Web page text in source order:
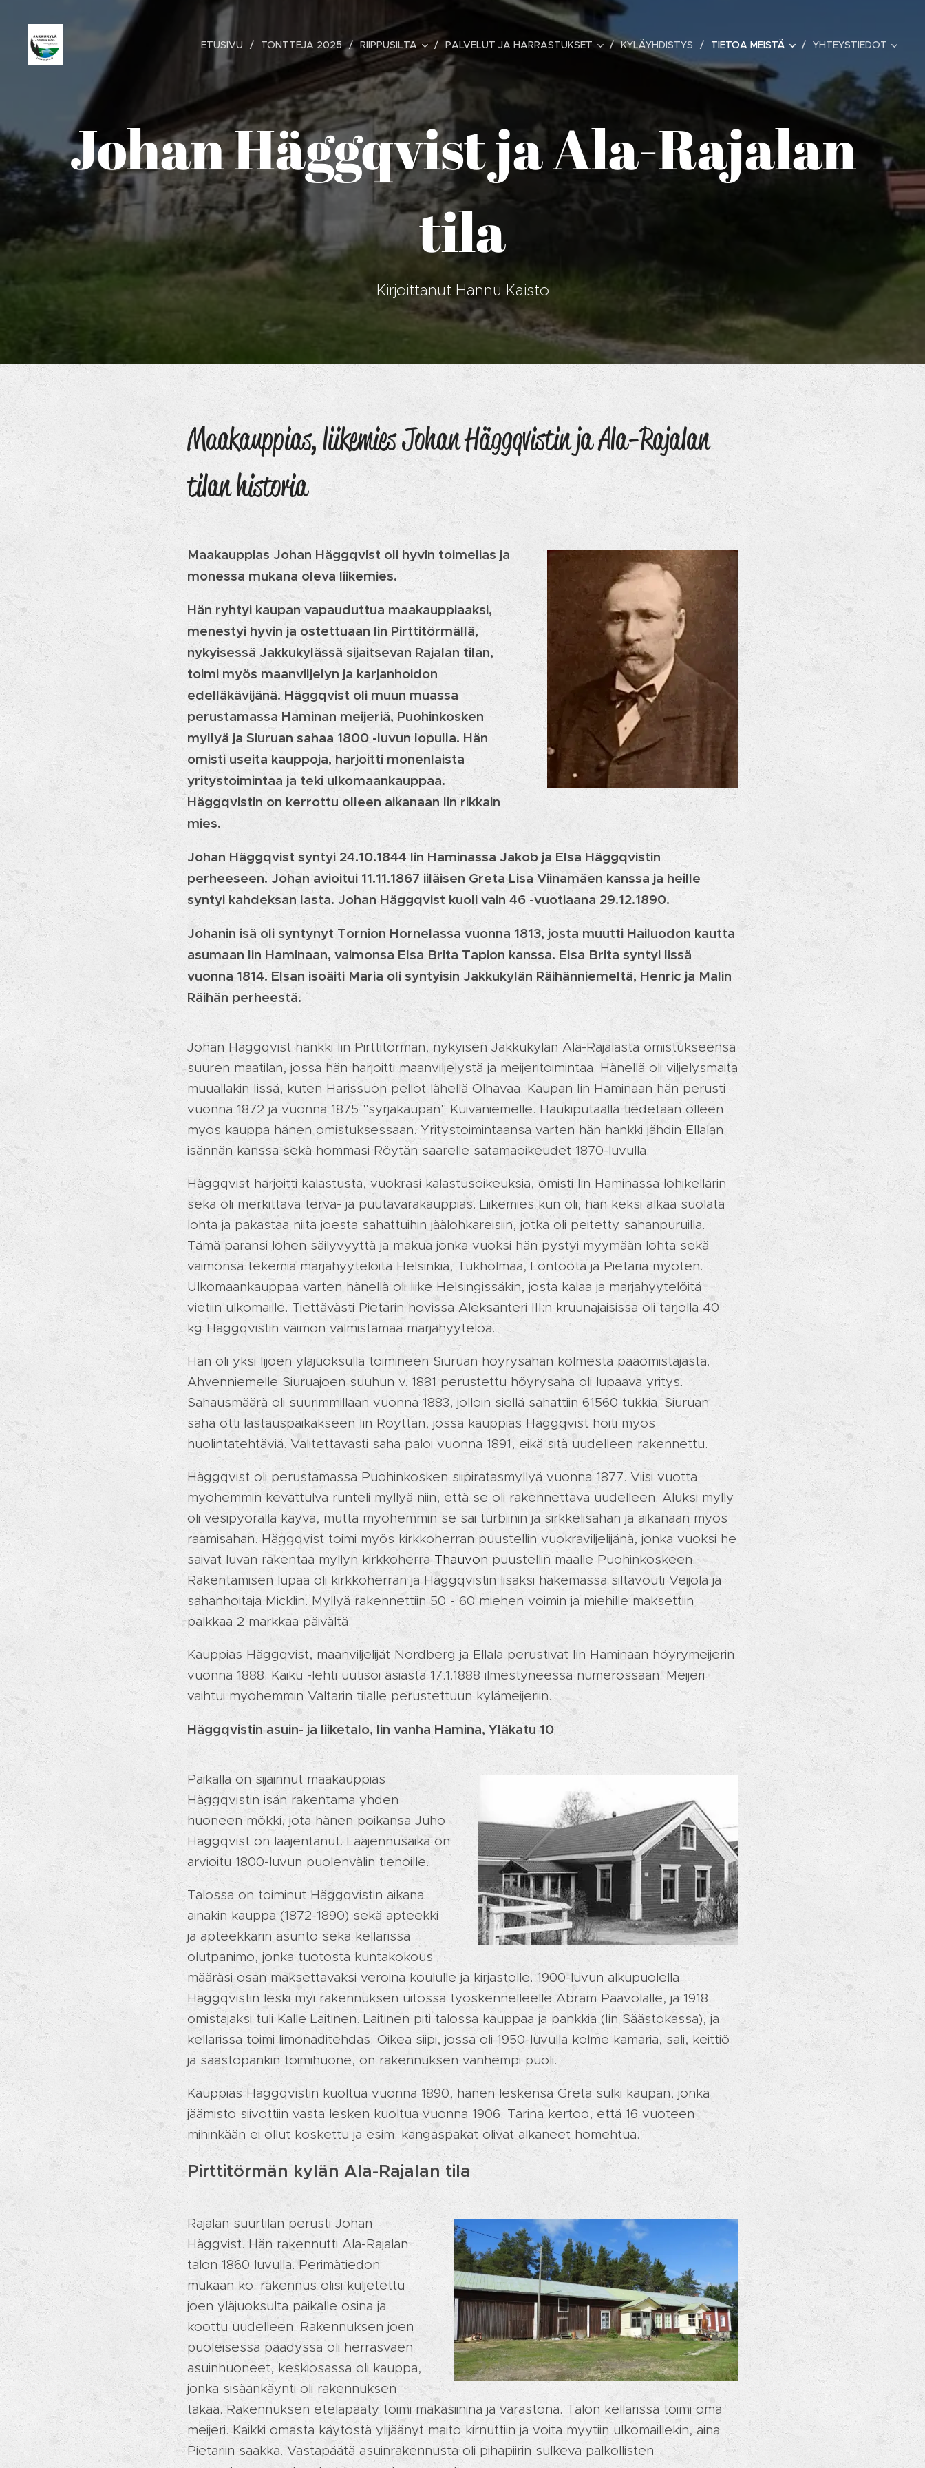
ETUSIVU TONTTEJA 2025 RIIPPUSILTA PALVELUT JA HARRASTUKSET KYLÄYHDISTYS TIETOA MEISTÄ YHTEYSTIEDOT
Johan Häggqvist ja Ala-Rajalan
tila
Kirjoittanut Hannu Kaisto
Maakauppias, liikemies Johan Häggqvistin ja Ala-Rajalan
tilan historia
Maakauppias Johan Häggqvist oli hyvin toimelias ja
monessa mukana oleva liikemies.
Hän ryhtyi kaupan vapauduttua maakauppiaaksi,
menestyi hyvin ja ostettuaan Iin Pirttitörmällä,
nykyisessä Jakkukylässä sijaitsevan Rajalan tilan,
toimi myös maanviljelyn ja karjanhoidon
edelläkävijänä. Häggqvist oli muun muassa
perustamassa Haminan meijeriä, Puohinkosken
myllyä ja Siuruan sahaa 1800 -luvun lopulla. Hän
omisti useita kauppoja, harjoitti monenlaista
yritystoimintaa ja teki ulkomaankauppaa.
Häggqvistin on kerrottu olleen aikanaan Iin rikkain
mies.
Johan Häggqvist syntyi 24.10.1844 Iin Haminassa Jakob ja Elsa Häggqvistin
perheeseen. Johan avioitui 11.11.1867 iiläisen Greta Lisa Viinamäen kanssa ja heille
syntyi kahdeksan lasta. Johan Häggqvist kuoli vain 46 -vuotiaana 29.12.1890.
Johanin isä oli syntynyt Tornion Hornelassa vuonna 1813, josta muutti Hailuodon kautta
asumaan Iin Haminaan, vaimonsa Elsa Brita Tapion kanssa. Elsa Brita syntyi Iissä
vuonna 1814. Elsan isoäiti Maria oli syntyisin Jakkukylän Räihänniemeltä, Henric ja Malin
Räihän perheestä.
Johan Häggqvist hankki Iin Pirttitörmän, nykyisen Jakkukylän Ala-Rajalasta omistukseensa
suuren maatilan, jossa hän harjoitti maanviljelystä ja meijeritoimintaa. Hänellä oli viljelysmaita
muuallakin Iissä, kuten Harissuon pellot lähellä Olhavaa. Kaupan Iin Haminaan hän perusti
vuonna 1872 ja vuonna 1875 "syrjäkaupan" Kuivaniemelle. Haukiputaalla tiedetään olleen
myös kauppa hänen omistuksessaan. Yritystoimintaansa varten hän hankki jähdin Ellalan
isännän kanssa sekä hommasi Röytän saarelle satamaoikeudet 1870-luvulla.
Häggqvist harjoitti kalastusta, vuokrasi kalastusoikeuksia, omisti Iin Haminassa lohikellarin
sekä oli merkittävä terva- ja puutavarakauppias. Liikemies kun oli, hän keksi alkaa suolata
lohta ja pakastaa niitä joesta sahattuihin jäälohkareisiin, jotka oli peitetty sahanpuruilla.
Tämä paransi lohen säilyvyyttä ja makua jonka vuoksi hän pystyi myymään lohta sekä
vaimonsa tekemiä marjahyytelöitä Helsinkiä, Tukholmaa, Lontoota ja Pietaria myöten.
Ulkomaankauppaa varten hänellä oli liike Helsingissäkin, josta kalaa ja marjahyytelöitä
vietiin ulkomaille. Tiettävästi Pietarin hovissa Aleksanteri III:n kruunajaisissa oli tarjolla 40
kg Häggqvistin vaimon valmistamaa marjahyytelöä.
Hän oli yksi Iijoen yläjuoksulla toimineen Siuruan höyrysahan kolmesta pääomistajasta.
Ahvenniemelle Siuruajoen suuhun v. 1881 perustettu höyrysaha oli lupaava yritys.
Sahausmäärä oli suurimmillaan vuonna 1883, jolloin siellä sahattiin 61560 tukkia. Siuruan
saha otti lastauspaikakseen Iin Röyttän, jossa kauppias Häggqvist hoiti myös
huolintatehtäviä. Valitettavasti saha paloi vuonna 1891, eikä sitä uudelleen rakennettu.
Häggqvist oli perustamassa Puohinkosken siipiratasmyllyä vuonna 1877. Viisi vuotta
myöhemmin kevättulva runteli myllyä niin, että se oli rakennettava uudelleen. Aluksi mylly
oli vesipyörällä käyvä, mutta myöhemmin se sai turbiinin ja sirkkelisahan ja aikanaan myös
raamisahan. Häggqvist toimi myös kirkkoherran puustellin vuokraviljelijänä, jonka vuoksi he
saivat luvan rakentaa myllyn kirkkoherra Thauvon puustellin maalle Puohinkoskeen.
Rakentamisen lupaa oli kirkkoherran ja Häggqvistin lisäksi hakemassa siltavouti Veijola ja
sahanhoitaja Micklin. Myllyä rakennettiin 50 - 60 miehen voimin ja miehille maksettiin
palkkaa 2 markkaa päivältä.
Kauppias Häggqvist, maanviljelijät Nordberg ja Ellala perustivat Iin Haminaan höyrymeijerin
vuonna 1888. Kaiku -lehti uutisoi asiasta 17.1.1888 ilmestyneessä numerossaan. Meijeri
vaihtui myöhemmin Valtarin tilalle perustettuun kylämeijeriin.
Häggqvistin asuin- ja liiketalo, Iin vanha Hamina, Yläkatu 10
Paikalla on sijainnut maakauppias
Häggqvistin isän rakentama yhden
huoneen mökki, jota hänen poikansa Juho
Häggqvist on laajentanut. Laajennusaika on
arvioitu 1800-luvun puolenvälin tienoille.
Talossa on toiminut Häggqvistin aikana
ainakin kauppa (1872-1890) sekä apteekki
ja apteekkarin asunto sekä kellarissa
olutpanimo, jonka tuotosta kuntakokous
määräsi osan maksettavaksi veroina koululle ja kirjastolle. 1900-luvun alkupuolella
Häggqvistin leski myi rakennuksen uitossa työskennelleelle Abram Paavolalle, ja 1918
omistajaksi tuli Kalle Laitinen. Laitinen piti talossa kauppaa ja pankkia (Iin Säästökassa), ja
kellarissa toimi limonaditehdas. Oikea siipi, jossa oli 1950-luvulla kolme kamaria, sali, keittiö
ja säästöpankin toimihuone, on rakennuksen vanhempi puoli.
Kauppias Häggqvistin kuoltua vuonna 1890, hänen leskensä Greta sulki kaupan, jonka
jäämistö siivottiin vasta lesken kuoltua vuonna 1906. Tarina kertoo, että 16 vuoteen
mihinkään ei ollut koskettu ja esim. kangaspakat olivat alkaneet homehtua.
Pirttitörmän kylän Ala-Rajalan tila
Rajalan suurtilan perusti Johan
Häggvist. Hän rakennutti Ala-Rajalan
talon 1860 ­luvulla. Perimätiedon
mukaan ko. rakennus olisi kuljetettu
joen yläjuoksulta paikalle osina ja
koottu uudelleen. Rakennuksen joen
puoleisessa päädyssä oli herrasväen
asuinhuoneet, keskiosassa oli kauppa,
jonka sisäänkäynti oli rakennuksen
takaa. Rakennuksen eteläpääty toimi makasiinina ja varastona. Talon kellarissa toimi oma
meijeri. Kaikki omasta käytöstä ylijäänyt maito kirnuttiin ja voita myytiin ulkomaillekin, aina
Pietariin saakka. Vastapäätä asuinrakennusta oli pihapiirin sulkeva palkollisten